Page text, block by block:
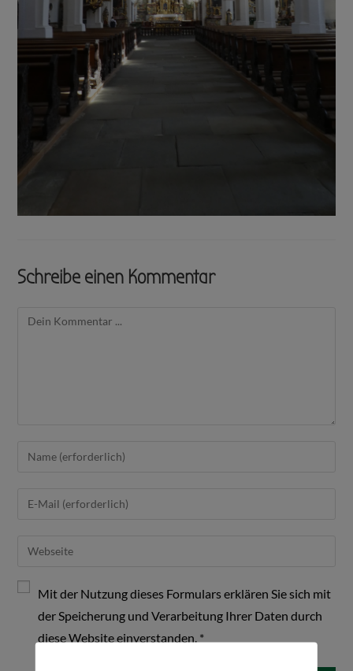
Schreibe einen Kommentar
Mit der Nutzung dieses Formulars erklären Sie sich mit
der Speicherung und Verarbeitung Ihrer Daten durch
diese Website einverstanden. *